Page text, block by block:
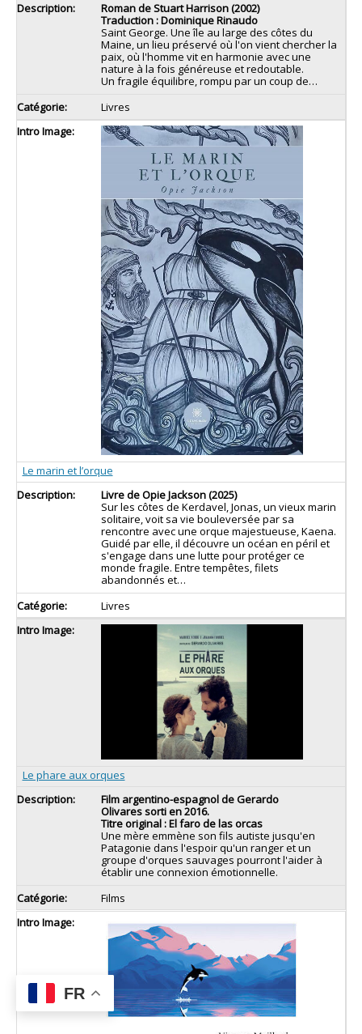
Roman de Stuart Harrison (2002)
Traduction : Dominique Rinaudo
Saint George. Une île au large des côtes du
Maine, un lieu préservé où l'on vient chercher la
paix, où l'homme vit en harmonie avec une
nature à la fois généreuse et redoutable.
Un fragile équilibre, rompu par un coup de…
Livres
Le marin et l’orque
Livre de Opie Jackson (2025)
Sur les côtes de Kerdavel, Jonas, un vieux marin
solitaire, voit sa vie bouleversée par sa
rencontre avec une orque majestueuse, Kaena.
Guidé par elle, il découvre un océan en péril et
s'engage dans une lutte pour protéger ce
monde fragile. Entre tempêtes, filets
abandonnés et…
Livres
Le phare aux orques
Film argentino-espagnol deGerardo
Olivares sorti en 2016.
Titre original :El faro de las orcas
Une mère emmène son fils autiste jusqu'en
Patagonie dans l'espoir qu'un ranger et un
groupe d'orques sauvages pourront l'aider à
établir une connexion émotionnelle.
Films
FR